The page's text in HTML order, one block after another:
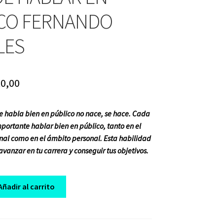
FERNANDO
Current
is:
$ 10,00.
habla bien en público no nace, se hace. Cada
hablar bien en público, tanto en el
como en el ámbito personal. Esta habilidad
en tu carrera y conseguir tus objetivos.
al carrito